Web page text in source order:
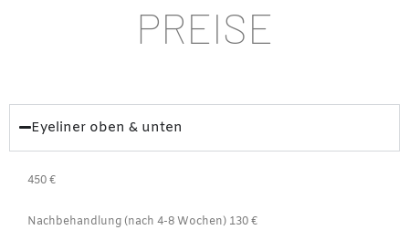
PREISE
Eyeliner oben & unten
450 €
Nachbehandlung (nach 4-8 Wochen) 130 €